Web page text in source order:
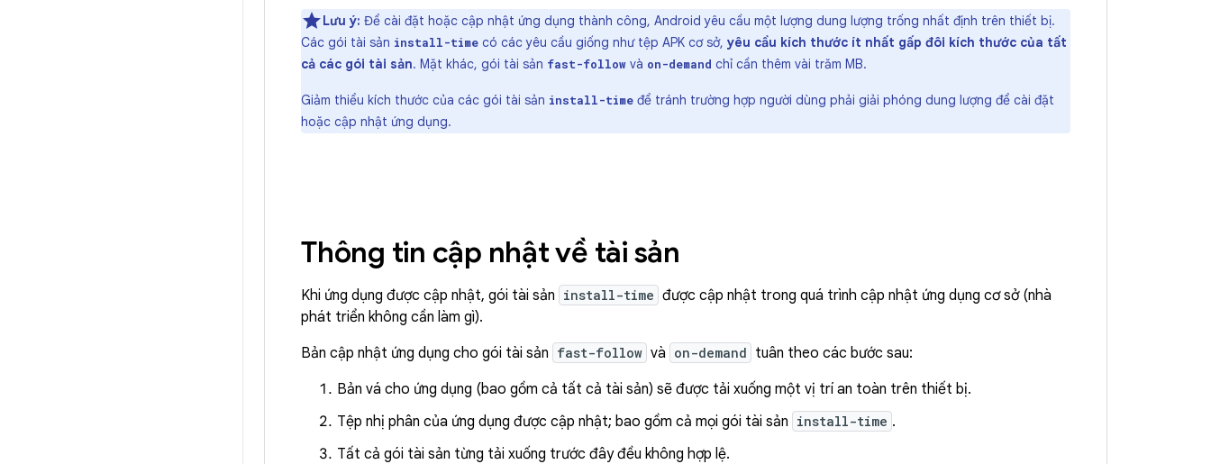
Lưu ý: Để cài đặt hoặc cập nhật ứng dụng thành công, Android yêu cầu một lượng dung lượng trống nhất định trên thiết bị.
Các gói tài sản install-time có các yêu cầu giống như tệp APK cơ sở, yêu cầu kích thước ít nhất gấp đôi kích thước của tất
cả các gói tài sản. Mặt khác, gói tài sản fast-follow và on-demand chỉ cần thêm vài trăm MB.
Giảm thiểu kích thước của các gói tài sản install-time để tránh trường hợp người dùng phải giải phóng dung lượng để cài đặt
hoặc cập nhật ứng dụng.
Thông tin cập nhật về tài sản
Khi ứng dụng được cập nhật, gói tài sản install-time được cập nhật trong quá trình cập nhật ứng dụng cơ sở (nhà
phát triển không cần làm gì).
Bản cập nhật ứng dụng cho gói tài sản fast-follow và on-demand tuân theo các bước sau:
Bản vá cho ứng dụng (bao gồm cả tất cả tài sản) sẽ được tải xuống một vị trí an toàn trên thiết bị.
Tệp nhị phân của ứng dụng được cập nhật; bao gồm cả mọi gói tài sản install-time .
Tất cả gói tài sản từng tải xuống trước đây đều không hợp lệ.